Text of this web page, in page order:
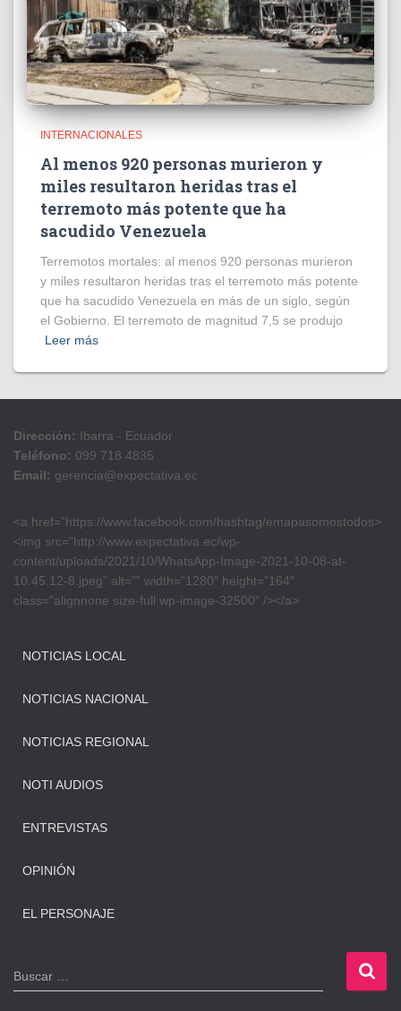
INTERNACIONALES
Al menos 920 personas murieron y
miles resultaron heridas tras el
terremoto más potente que ha
sacudido Venezuela
Terremotos mortales: al menos 920 personas murieron
y miles resultaron heridas tras el terremoto más potente
que ha sacudido Venezuela en más de un siglo, según
el Gobierno. El terremoto de magnitud 7,5 se produjo
Leer más
Dirección: Ibarra - Ecuador
Teléfono: 099 718 4835
Email: gerencia@expectativa.ec
<a href=”https://www.facebook.com/hashtag/emapasomostodos>
<img src=”http://www.expectativa.ec/wp-
content/uploads/2021/10/WhatsApp-Image-2021-10-08-at-
10.45.12-8.jpeg” alt=”” width=”1280″ height=”164″
class=”alignnone size-full wp-image-32500″ /></a>
NOTICIAS LOCAL
NOTICIAS NACIONAL
NOTICIAS REGIONAL
NOTI AUDIOS
ENTREVISTAS
OPINIÓN
EL PERSONAJE
B
u
Buscar …